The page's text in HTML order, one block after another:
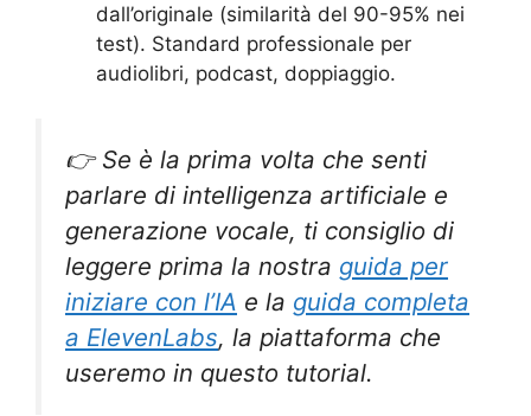
dall’originale (similarità del 90-95% nei
test). Standard professionale per
audiolibri, podcast, doppiaggio.
👉 Se è la prima volta che senti
parlare di intelligenza artificiale e
generazione vocale, ti consiglio di
leggere prima la nostra guida per
iniziare con l’IA e la guida completa
a ElevenLabs, la piattaforma che
useremo in questo tutorial.